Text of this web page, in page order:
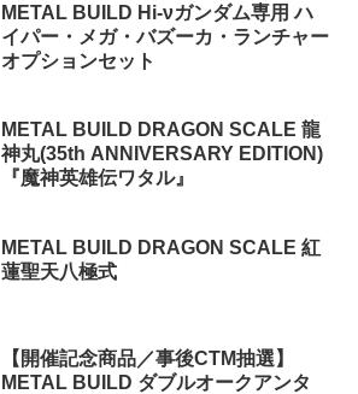
METAL BUILD Hi-νガンダム専用 ハ
イパー・メガ・バズーカ・ランチャー
オプションセット
METAL BUILD DRAGON SCALE 龍
神丸(35th ANNIVERSARY EDITION)
『魔神英雄伝ワタル』
METAL BUILD DRAGON SCALE 紅
蓮聖天八極式
【開催記念商品／事後CTM抽選】
METAL BUILD ダブルオークアンタ